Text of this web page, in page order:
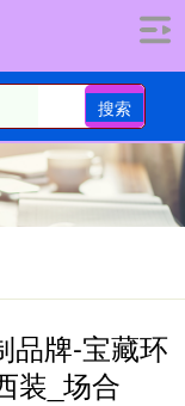
搜索
品牌-宝藏环
装_场合